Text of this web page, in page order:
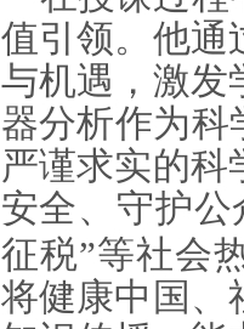
值引领。他通
与机遇，激发
器分析作为科
严谨求实的
安全、守护
征税”等社会
将健康中国、